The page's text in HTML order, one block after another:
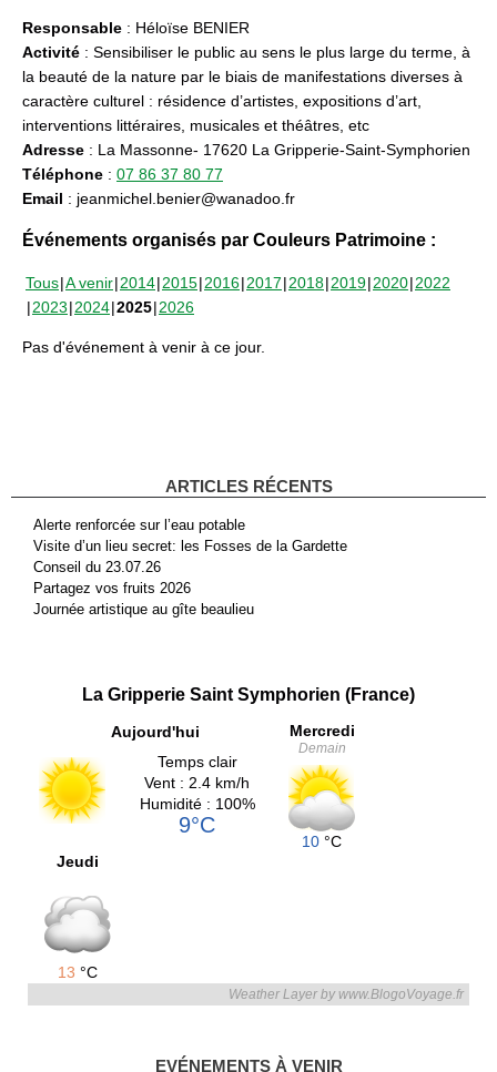
Responsable : Héloïse BENIER
Activité : Sensibiliser le public au sens le plus large du terme, à
la beauté de la nature par le biais de manifestations diverses à
caractère culturel : résidence d’artistes, expositions d’art,
interventions littéraires, musicales et théâtres, etc
Adresse : La Massonne- 17620 La Gripperie-Saint-Symphorien
Téléphone : 07 86 37 80 77
Email : jeanmichel.benier@wanadoo.fr
Événements organisés par Couleurs Patrimoine :
Tous A venir 2014 2015 2016 2017 2018 2019 2020 2022
2023 2024 2025 2026
Pas d'événement à venir à ce jour.
ARTICLES RÉCENTS
Alerte renforcée sur l’eau potable
Visite d’un lieu secret: les Fosses de la Gardette
Conseil du 23.07.26
Partagez vos fruits 2026
Journée artistique au gîte beaulieu
La Gripperie Saint Symphorien (France)
Aujourd'hui
Temps clair
Vent : 2.4 km/h
Humidité : 100%
9°C
Mercredi
Demain
10 °C
Jeudi
13 °C
Weather Layer by www.BlogoVoyage.fr
EVÉNEMENTS À VENIR